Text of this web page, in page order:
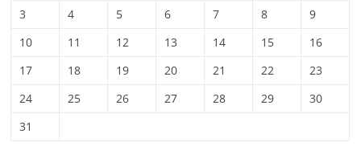
3
4 5 6 7 8
9
10
11 12 13 14 15
16
17
18 19 20 21 22
23
24
25 26 27 28 29
30
31